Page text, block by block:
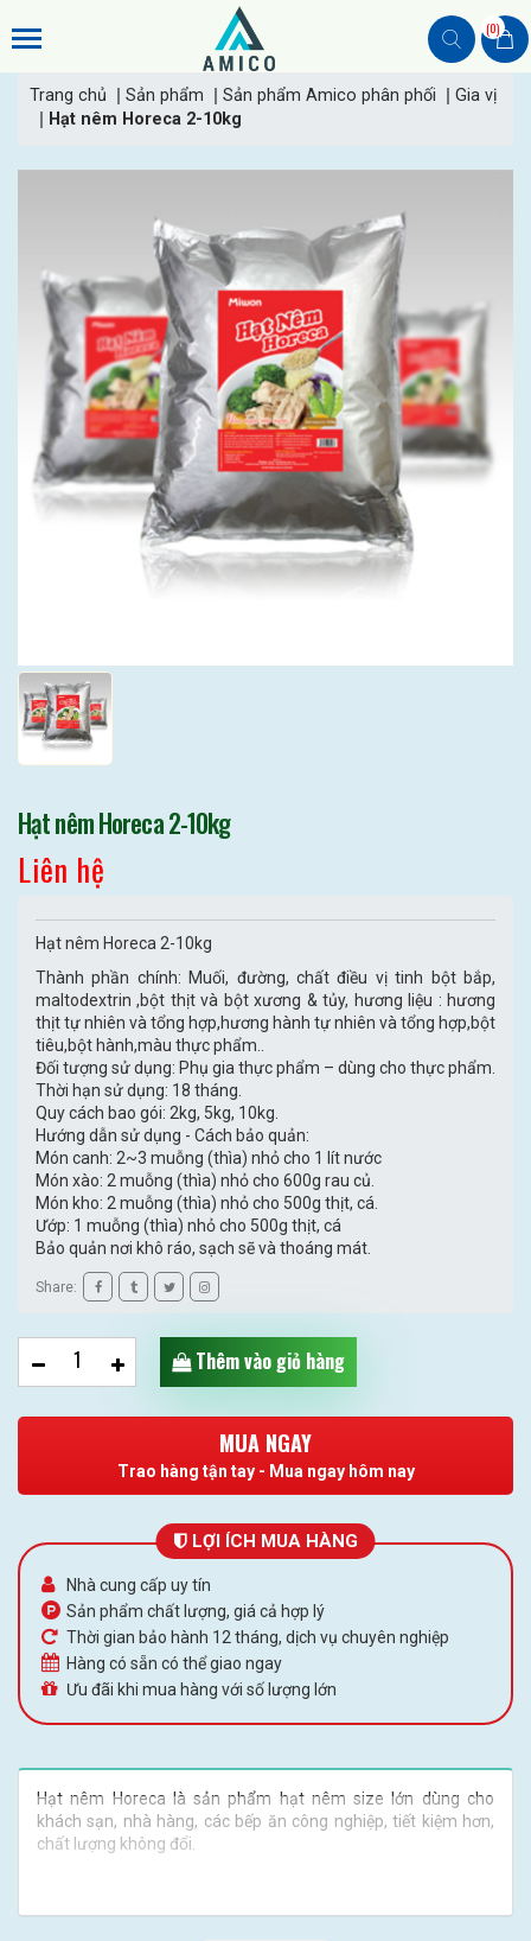
(0)
Trang chủ Sản phẩm Sản phẩm Amico phân phối
Gia vị
Hạt nêm Horeca 2-10kg
Hạt nêm Horeca 2-10kg
Liên hệ
Hạt nêm Horeca 2-10kg
Thành phần chính: Muối, đường, chất điều vị tinh bột bắp,
maltodextrin ,bột thịt và bột xương & tủy, hương liệu : hương
thịt tự nhiên và tổng hợp,hương hành tự nhiên và tổng hợp,bột
tiêu,bột hành,màu thực phẩm..
Đối tượng sử dụng: Phụ gia thực phẩm – dùng cho thực phẩm.
Thời hạn sử dụng: 18 tháng.
Quy cách bao gói: 2kg, 5kg, 10kg.
Hướng dẫn sử dụng - Cách bảo quản:
Món canh: 2~3 muỗng (thìa) nhỏ cho 1 lít nước
Món xào: 2 muỗng (thìa) nhỏ cho 600g rau củ.
Món kho: 2 muỗng (thìa) nhỏ cho 500g thịt, cá.
Ướp: 1 muỗng (thìa) nhỏ cho 500g thịt, cá
Bảo quản nơi khô ráo, sạch sẽ và thoáng mát.
Share:
Thêm vào giỏ hàng
MUA NGAY
Trao hàng tận tay - Mua ngay hôm nay
LỢI ÍCH MUA HÀNG
Nhà cung cấp uy tín
Sản phẩm chất lượng, giá cả hợp lý
Thời gian bảo hành 12 tháng, dịch vụ chuyên nghiệp
Hàng có sẵn có thể giao ngay
Ưu đãi khi mua hàng với số lượng lớn
Hạt nêm Horeca là sản phẩm hạt nêm size lớn dùng cho
khách sạn, nhà hàng, các bếp ăn công nghiệp, tiết kiệm hơn,
chất lượng không đổi.